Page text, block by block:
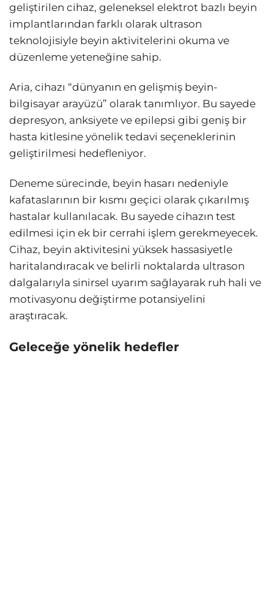
geliştirilen cihaz, geleneksel elektrot bazlı beyin
implantlarından farklı olarak ultrason
teknolojisiyle beyin aktivitelerini okuma ve
düzenleme yeteneğine sahip.
Aria, cihazı “dünyanın en gelişmiş beyin-
bilgisayar arayüzü” olarak tanımlıyor. Bu sayede
depresyon, anksiyete ve epilepsi gibi geniş bir
hasta kitlesine yönelik tedavi seçeneklerinin
geliştirilmesi hedefleniyor.
Deneme sürecinde, beyin hasarı nedeniyle
kafataslarının bir kısmı geçici olarak çıkarılmış
hastalar kullanılacak. Bu sayede cihazın test
edilmesi için ek bir cerrahi işlem gerekmeyecek.
Cihaz, beyin aktivitesini yüksek hassasiyetle
haritalandıracak ve belirli noktalarda ultrason
dalgalarıyla sinirsel uyarım sağlayarak ruh hali ve
motivasyonu değiştirme potansiyelini
araştıracak.
Geleceğe yönelik hedefler